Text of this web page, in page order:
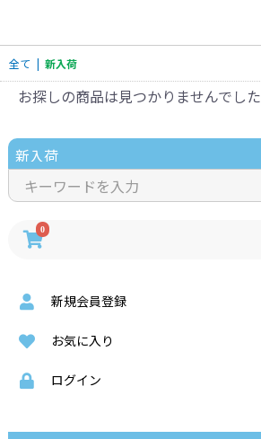
全て | 新入荷
お探しの商品は見つかりませんでした
0
新規会員登録
お気に入り
ログイン